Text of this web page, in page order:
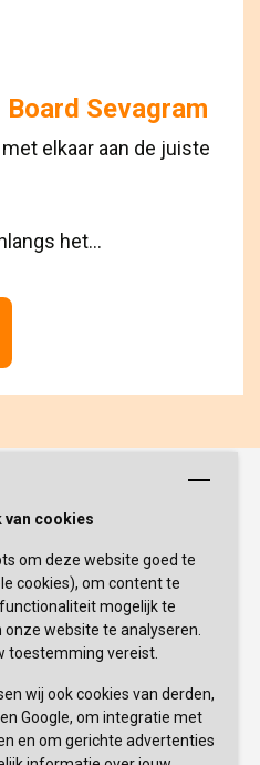
van cookies
om deze website goed te
cookies), om content te
mogelijk te
website te analyseren.
toestemming vereist.
wij ook cookies van derden,
Google, om integratie met
en om gerichte advertenties
Sevagram
elkaar aan de juiste
het...
nu in!
van de laatste
nieuwtjes met onze